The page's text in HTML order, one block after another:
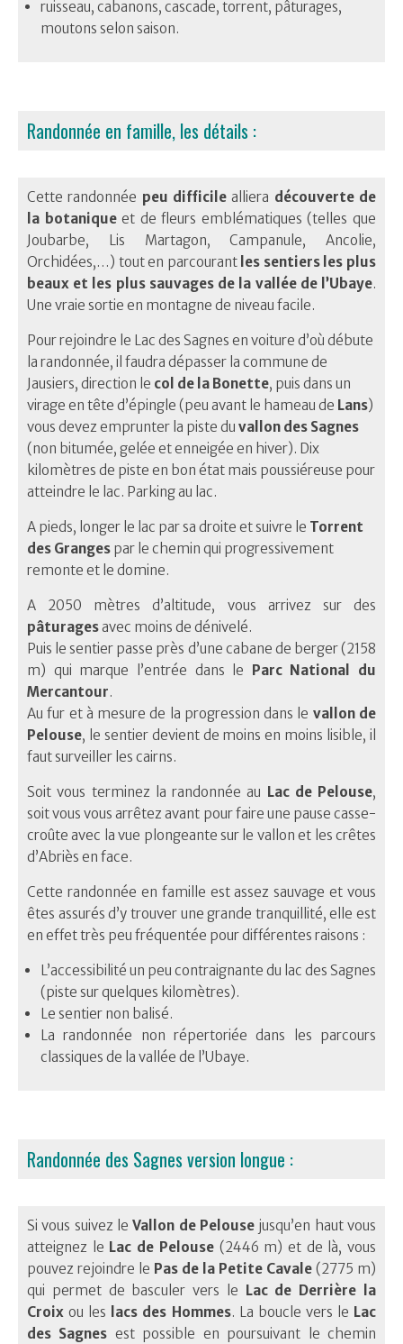
ruisseau, cabanons, cascade, torrent, pâturages,
moutons selon saison.
Randonnée en famille, les détails :
Cette randonnée peu difficile alliera découverte de
la botaniqueet de fleurs emblématiques (telles que
Joubarbe, Lis Martagon, Campanule, Ancolie,
Orchidées,…) tout en parcourantles sentiers les plus
beaux et les plus sauvages de la vallée de l’Ubaye.
Une vraie sortie en montagne de niveau facile.
Pour rejoindre le Lac des Sagnes en voiture d’où débute
la randonnée, il faudra dépasser la commune de
Jausiers, direction le col de la Bonette, puis dans un
virage en tête d’épingle (peu avant le hameau de Lans)
vous devez emprunter la piste du vallon des Sagnes
(non bitumée, gelée et enneigée en hiver). Dix
kilomètres de piste en bon état mais poussiéreuse pour
atteindre le lac. Parking au lac.
A pieds, longer le lac par sa droite et suivre le Torrent
des Granges par le chemin qui progressivement
remonte et le domine.
A 2050 mètres d’altitude, vous arrivez sur des
pâturagesavec moins de dénivelé.
Puis le sentier passe près d’une cabane de berger (2158
m) qui marque l’entrée dans le
Parc National du
Mercantour.
Au fur et à mesure de la progression dans le vallon de
Pelouse, le sentier devient de moins en moins lisible, il
faut surveiller les cairns.
Soit vous terminez la randonnée au Lac de Pelouse,
soit vous vous arrêtez avant pour faire une pause casse-
croûte avec la vue plongeante sur le vallon et les crêtes
d’Abriès en face.
Cette randonnée en famille est assez sauvage et vous
êtes assurés d’y trouver une grande tranquillité, elle est
en effet très peu fréquentée pour différentes raisons :
L’accessibilité un peu contraignante du lac des Sagnes
(piste sur quelques kilomètres).
Le sentier non balisé.
La randonnée non répertoriée dans les parcours
classiques de la vallée de l’Ubaye.
Randonnée des Sagnes version longue :
Si vous suivez leVallon de Pelouse jusqu’en haut vous
atteignez le Lac de Pelouse(2446 m) et de là, vous
pouvez rejoindre le Pas de la Petite Cavale (2775 m)
qui permet de basculer vers le
Lac de Derrière la
Croix ou les lacs des Hommes. La boucle vers le Lac
des Sagnes est possible en poursuivant le chemin